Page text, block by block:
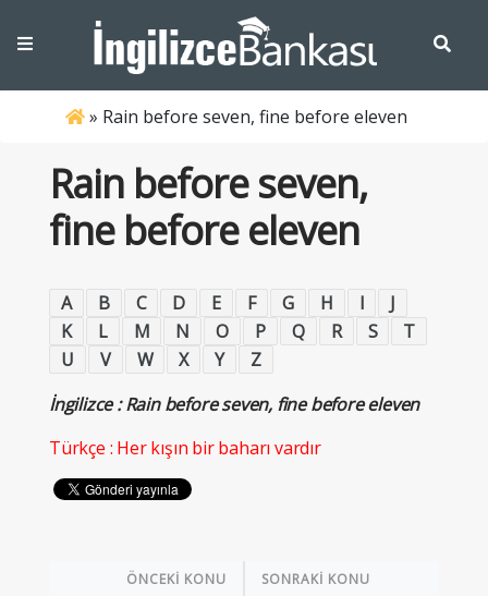
» Rain before seven, fine before eleven
Rain before seven,
fine before eleven
A B C D E F G H I
J
K
L M N O P Q R S
T
U
V W X Y
Z
İngilizce : Rain before seven, fine before eleven
Türkçe : Her kışın bir baharı vardır
ÖNCEKİ KONU SONRAKİ KONU